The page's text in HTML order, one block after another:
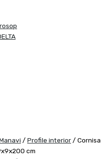
/ Profile interior / Cornisa
cm